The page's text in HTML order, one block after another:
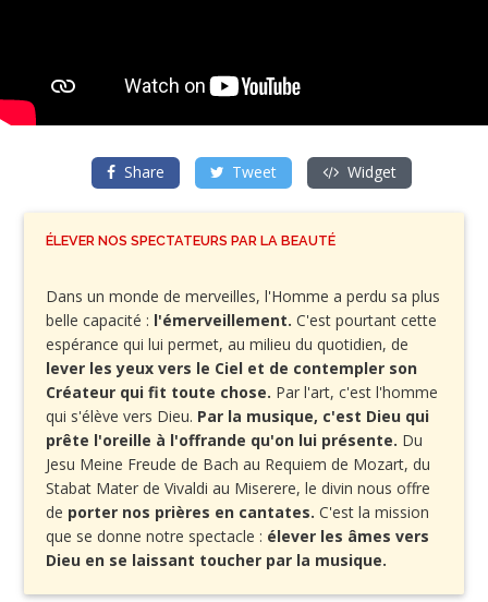
Share Tweet Widget
ÉLEVER NOS SPECTATEURS PAR LA BEAUTÉ
Dans un monde de merveilles, l'Homme a perdu sa plus
belle capacité : l'émerveillement. C'est pourtant cette
espérance qui lui permet, au milieu du quotidien, de
lever les yeux vers le Ciel et de contempler son
Créateur qui fit toute chose. Par l'art, c'est l'homme
qui s'élève vers Dieu. Par la musique, c'est Dieu qui
prête l'oreille à l'offrande qu'on lui présente. Du
Jesu Meine Freude de Bach au Requiem de Mozart, du
Stabat Mater de Vivaldi au Miserere, le divin nous offre
de porter nos prières en cantates. C'est la mission
que se donne notre spectacle : élever les âmes vers
Dieu en se laissant toucher par la musique.